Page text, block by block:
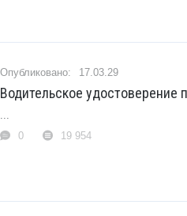
17.03.29
Водительское
...
0
19 954